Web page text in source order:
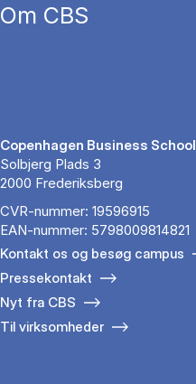
Om CBS
Copenhagen Business School
Solbjerg Plads 3
2000 Frederiksberg
CVR-nummer: 19596915
EAN-nummer: 5798009814821
Kontakt os og besøg campus
Pressekontakt
Nyt fra CBS
Til virksomheder